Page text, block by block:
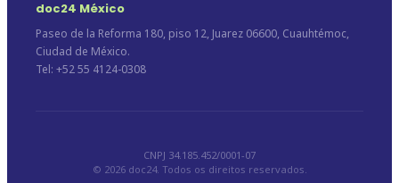
doc24 México
Paseo de la Reforma 180, piso 12, Juarez 06600, Cuauhtémoc,
Ciudad de México.
Tel: +52 55 4124-0308
CNPJ 34.185.452/0001-07
© 2026 doc24. Todos os direitos reservados.